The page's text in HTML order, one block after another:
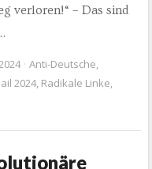
verloren!“ – Das sind
Anti-Deutsche,
2024, Radikale Linke,